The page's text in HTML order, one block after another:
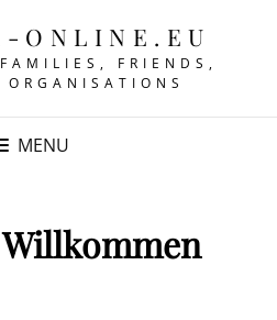
ONLINE.EU
FRIENDS,
MENU